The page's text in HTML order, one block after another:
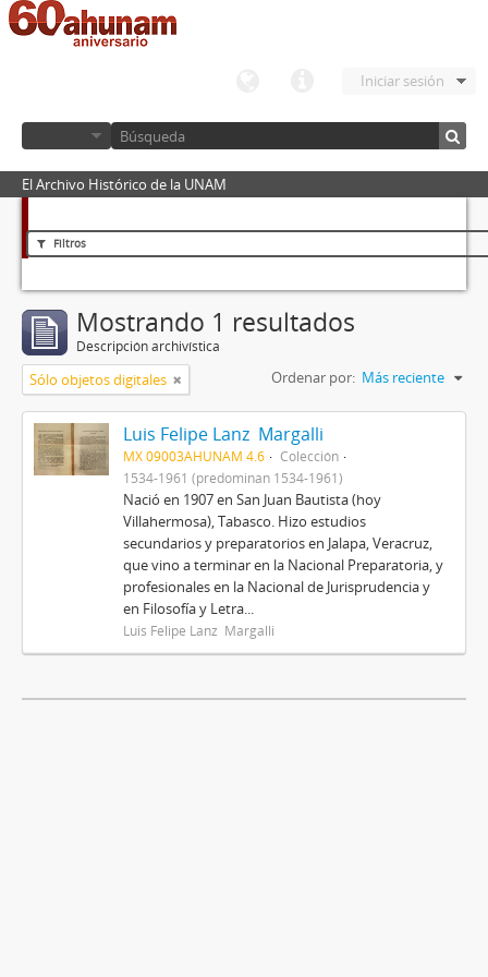
Iniciar sesión
El Archivo Histórico de la UNAM
Filtros
Mostrando 1 resultados
Descripción archivística
Sólo objetos digitales Ordenar por: Más reciente
Luis Felipe Lanz Margalli
MX 09003AHUNAM 4.6
Colección
1534-1961 (predominan 1534-1961)
Nació en 1907 en San Juan Bautista (hoy
Villahermosa), Tabasco. Hizo estudios
secundarios y preparatorios en Jalapa, Veracruz,
que vino a terminar en la Nacional Preparatoria, y
profesionales en la Nacional de Jurisprudencia y
en Filosofía y Letra...
Luis Felipe Lanz Margalli